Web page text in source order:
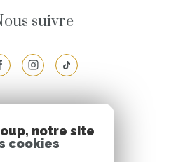
suivre
propriétaire
notre site
cookies